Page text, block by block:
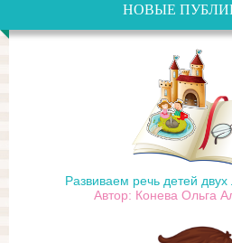
НОВЫЕ
Развиваем речь детей
Автор: Конева Ольга